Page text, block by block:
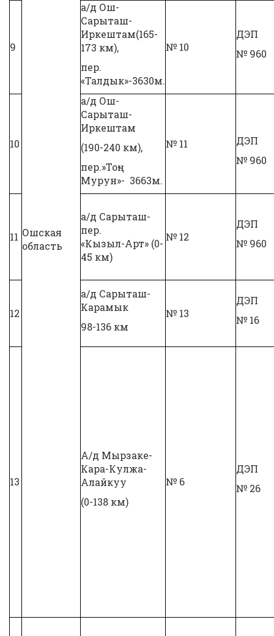
Ошская
область
9
а/д Ош-
Сарыташ-
Иркештам(165-
173 км),
пер.
«Талдык»-3630м.
№ 10
ДЭП
№ 960
10
а/д Ош-
Сарыташ-
Иркештам
(190-240 км),
пер.»Тоң-
Мурун»- 3663м.
№ 11
ДЭП
№ 960
11
а/д Сарыташ-
пер.
«Кызыл-Арт» (0-
45 км)
№ 12
ДЭП
№ 960
12
а/д Сарыташ-
Карамык
98-136 км
№ 13
ДЭП
№ 16
13
А/д Мырзаке-
Кара-Кулжа-
Алайкуу
(0-138 км)
№ 6
ДЭП
№ 26